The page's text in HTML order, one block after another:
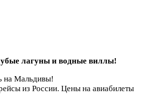
лагуны и водные виллы!
на Мальдивы!
из России. Цены на авиабилеты